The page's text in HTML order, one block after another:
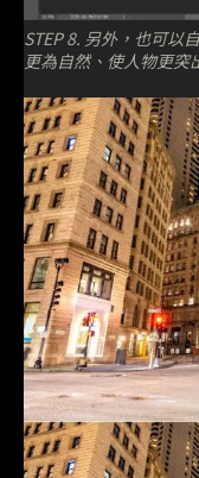
STEP 8. 另外，也可以
更為自然、使人物更突